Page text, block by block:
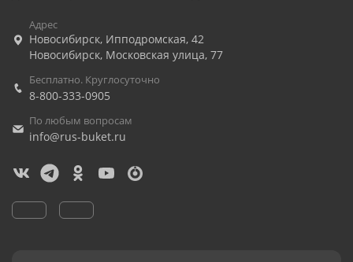
Адрес
Новосибирск, Ипподромская, 42
Новосибирск, Московская улица, 77
Бесплатно. Круглосуточно
8-800-333-0905
По любым вопросам
info@rus-buket.ru